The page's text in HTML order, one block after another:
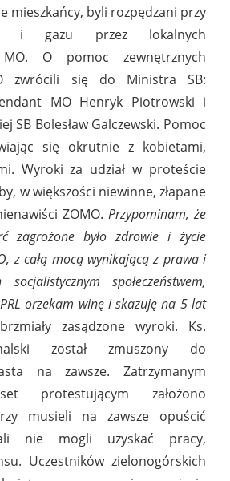
mieszkańcy, byli rozpędzani przy
i gazu przez lokalnych
MO. O pomoc zewnętrznych
zwrócili się do Ministra SB:
MO Henryk Piotrowski i
SB Bolesław Galczewski. Pomoc
się okrutnie z kobietami,
Wyroki za udział w proteście
w większości niewinne, złapane
ZOMO. Przypominam, że
zagrożone było zdrowie i życie
z całą mocą wynikającą z prawa i
społeczeństwem,
orzekam winę i skazuję na 5 lat
zasądzone wyroki. Ks.
został zmuszony do
na zawsze. Zatrzymanym
protestującym założono
musieli na zawsze opuścić
nie mogli uzyskać pracy,
Uczestników zielonogórskich